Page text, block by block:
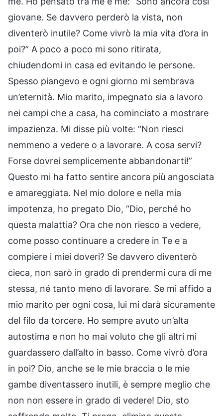
giovane. Se davvero perderò la vista, non
diventerò inutile? Come vivrò la mia vita d’ora in
poi?” A poco a poco mi sono ritirata,
chiudendomi in casa ed evitando le persone.
Spesso piangevo e ogni giorno mi sembrava
un’eternità. Mio marito, impegnato sia a lavoro
nei campi che a casa, ha cominciato a mostrare
impazienza. Mi disse più volte: “Non riesci
nemmeno a vedere o a lavorare. A cosa servi?
Forse dovrei semplicemente abbandonarti!”
Questo mi ha fatto sentire ancora più angosciata
e amareggiata. Nel mio dolore e nella mia
impotenza, ho pregato Dio, “Dio, perché ho
questa malattia? Ora che non riesco a vedere,
come posso continuare a credere in Te e a
compiere i miei doveri? Se davvero diventerò
cieca, non sarò in grado di prendermi cura di me
stessa, né tanto meno di lavorare. Se mi affido a
mio marito per ogni cosa, lui mi darà sicuramente
del filo da torcere. Ho sempre avuto un’alta
autostima e non ho mai voluto che gli altri mi
guardassero dall’alto in basso. Come vivrò d’ora
in poi? Dio, anche se le mie braccia o le mie
gambe diventassero inutili, è sempre meglio che
non non essere in grado di vedere! Dio, sto